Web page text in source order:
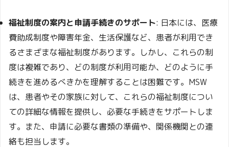
福祉制度の案内と申請手続きのサポート: 日本には、医療
費助成制度や障害年金、生活保護など、患者が利用でき
るさまざまな福祉制度があります。しかし、これらの制
度は複雑であり、どの制度が利用可能か、どのように手
続きを進めるべきかを理解することは困難です。MSW
は、患者やその家族に対して、これらの福祉制度につい
ての詳細な情報を提供し、必要な手続きをサポートしま
す。また、申請に必要な書類の準備や、関係機関との連
絡も担当します。